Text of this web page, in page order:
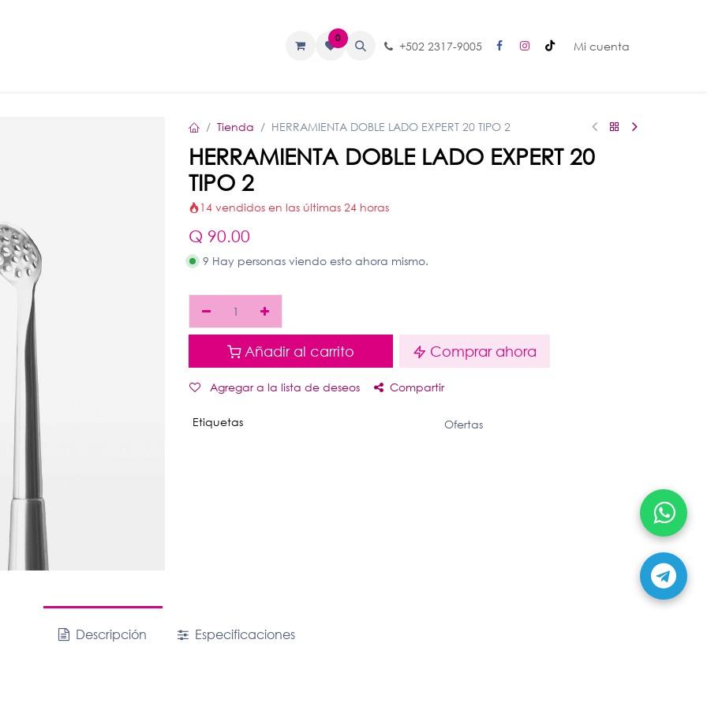
0
+502 2317-9005 Mi cuenta
Tienda HERRAMIENTA DOBLE LADO EXPERT 20 TIPO 2
HERRAMIENTA DOBLE LADO EXPERT 20
TIPO 2
14 vendidos en las últimas 24 horas
Q 90.00
9 Hay personas viendo esto ahora mismo.
Añadir al carrito Comprar ahora
Agregar a la lista de deseos Compartir
Etiquetas Ofertas
Descripción Especificaciones